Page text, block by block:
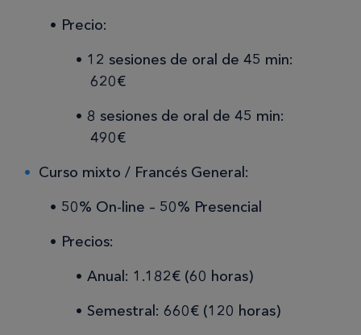
Precio:
12 sesiones de oral de 45 min:
620€
8 sesiones de oral de 45 min:
490€
Curso mixto / Francés General:
50% On-line – 50% Presencial
Precios:
Anual: 1.182€ (60 horas)
Semestral: 660€ (120 horas)